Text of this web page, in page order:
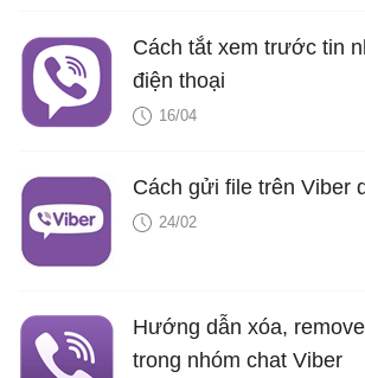
Cách tắt xem trước tin
điện thoại
16/04
Cách gửi file trên Viber
24/02
Hướng dẫn xóa,
trong nhóm chat Viber